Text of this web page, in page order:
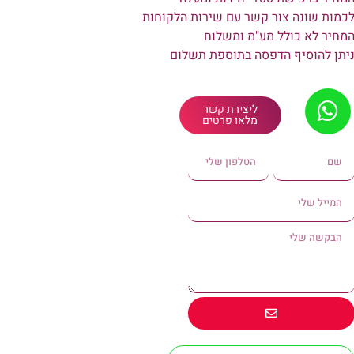
לכמות שונה צור קשר עם שירות הלקוחות
המחיר לא כולל מע"מ ומשלוח
ניתן להוסיף הדפסה בתוספת תשלום
ליצירת קשר
מלאו פרטים